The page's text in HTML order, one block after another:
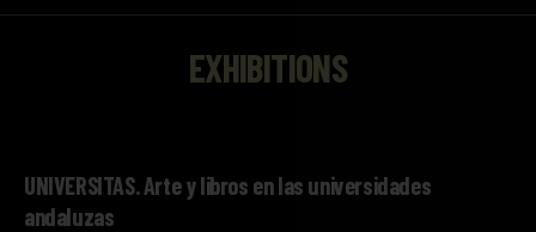
EXHIBITIONS
UNIVERSITAS. Arte y libros en las universidades
andaluzas